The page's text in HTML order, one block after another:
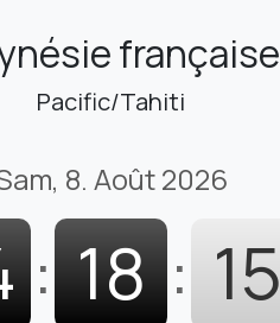
française
Pacific/Tahiti
8. Août 2026
: 18 : 16